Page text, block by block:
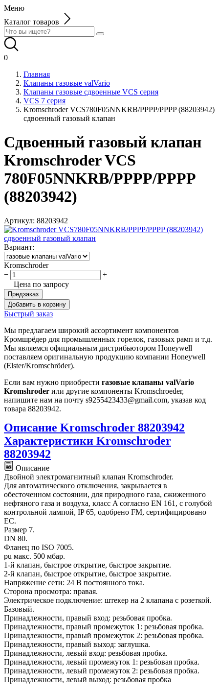
Меню
Каталог товаров
0
Главная
Клапаны газовые valVario
Клапаны газовые сдвоенные VCS серия
VCS 7 серия
Kromschroder VCS780F05NNKRB/PPPP/PPPP (88203942)
сдвоенный газовый клапан
Сдвоенный газовый клапан
Kromschroder VCS
780F05NNKRB/PPPP/PPPP
(88203942)
Артикул: 88203942
Вариант:
Kromschroder
−
+
Цена по запросу
Предзаказ
Добавить в корзину
Быстрый заказ
Мы предлагаем широкий ассортимент компонентов
Кромшрёдер для промышленных горелок, газовых рамп и т.д.
Мы являемся официальным дистрибьютором Honeywell
поставляем оригинальную продукцию компании Honeywell
(Elster/Kromschröder).
Если вам нужно приобрести газовые клапаны valVario
Kromshroder или другие компоненты Kromschroeder,
напишите нам на почту s9255423433@gmail.com, указав код
товара 88203942.
Описание Kromschroder 88203942
Характеристики Kromschroder
88203942
Описание
Двойной электромагнитный клапан Kromschroder.
Для автоматического отключения, закрывается в
обесточенном состоянии, для природного газа, сжиженного
нефтяного газа и воздуха, класс A согласно EN 161, с голубой
контрольной лампой, IP 65, одобрено FM, сертифицировано
ЕС.
Размер 7.
DN 80.
Фланец по ISO 7005.
pu макс. 500 мбар.
1-й клапан, быстрое открытие, быстрое закрытие.
2-й клапан, быстрое открытие, быстрое закрытие.
Напряжение сети: 24 В постоянного тока.
Сторона просмотра: правая.
Электрическое подключение: штекер на 2 клапана с розеткой.
Базовый.
Принадлежности, правый вход: резьбовая пробка.
Принадлежности, правый промежуток 1: резьбовая пробка.
Принадлежности, правый промежуток 2: резьбовая пробка.
Принадлежности, правый выход: заглушка.
Принадлежности, левый вход: резьбовая пробка.
Принадлежности, левый промежуток 1: резьбовая пробка.
Принадлежности, левый промежуток 2: резьбовая пробка.
Принадлежности, левый выход: резьбовая пробка